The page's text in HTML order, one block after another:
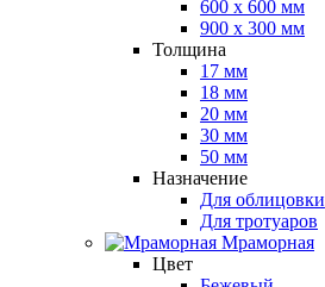
600 х 600 мм
900 x 300 мм
Толщина
17 мм
18 мм
20 мм
30 мм
50 мм
Назначение
Для облицовки
Для тротуаров
Мраморная
Цвет